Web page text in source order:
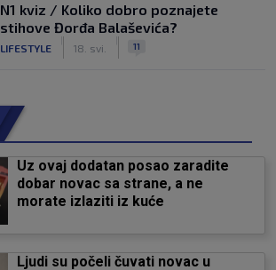
N1 kviz / Koliko dobro poznajete
stihove Đorđa Balaševića?
LIFESTYLE 18. svi. 11
Uz ovaj dodatan posao zaradite
dobar novac sa strane, a ne
morate izlaziti iz kuće
Ljudi su počeli čuvati novac u